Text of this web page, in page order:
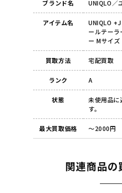
ブランド名 UNIQLO／
アイテム名
UNIQLO
ールテー
ー Mサイズ
買取方法 宅配買取
ランク A
状態
未使用品に
す。
最大買取価格 ～2000円
関連商品の